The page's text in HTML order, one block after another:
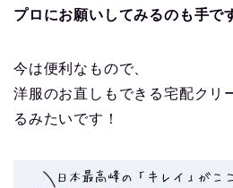
プロにお願いしてみるのも手で
今は便利なもので、
洋服のお直しもできる宅配クリ
るみたいです！